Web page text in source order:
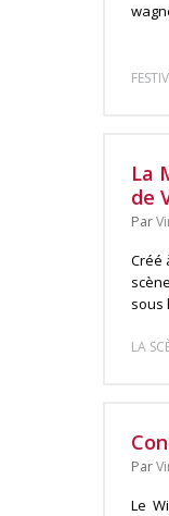
La
de
Par
Créé
sous
LA
Par
Le